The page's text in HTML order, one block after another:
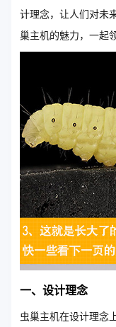
计理念，让人们对未
巢主机的魅力，一起
一、设计理念
虫巢主机在设计理念